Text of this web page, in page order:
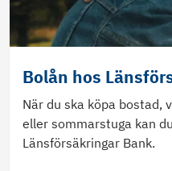
Bolån hos
När du ska köpa bostad,
eller sommarstuga kan
Länsförsäkringar Bank.